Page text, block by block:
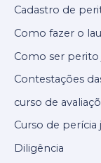
Cadastro de
Como fazer o
Como ser perito
Contestações
curso de
Curso de perícia
Diligência